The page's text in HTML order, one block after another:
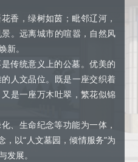
香，绿树如茵；毗邻辽河，
。远离城市的喧嚣，自然风
新。
传统意义上的公墓。优美的
人文品位。既是一座交织着
是一座万木吐翠，繁花似锦
、生命纪念等功能为一体，
，以“人文墓园，倾情服务”为
发展。